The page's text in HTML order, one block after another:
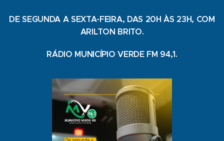
DE SEGUNDA A SEXTA-FEIRA, DAS 20H ÀS 23H, COM
ARILTON BRITO.
RÁDIO MUNICÍPIO VERDE FM 94,1.